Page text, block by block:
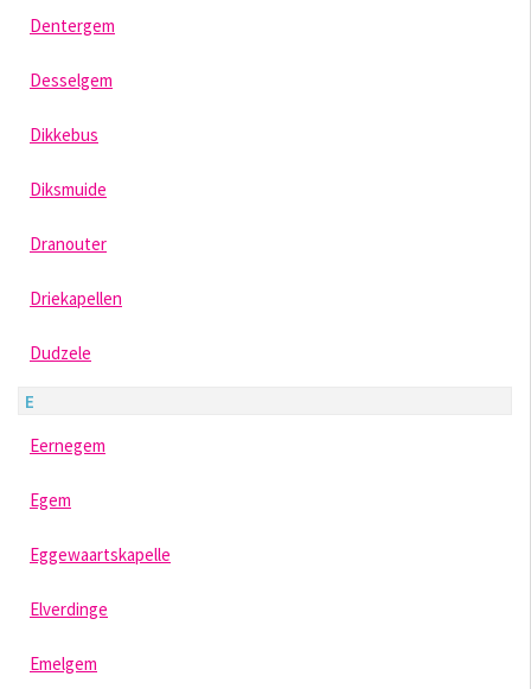
Dentergem
Desselgem
Dikkebus
Diksmuide
Dranouter
Driekapellen
Dudzele
E
Eernegem
Egem
Eggewaartskapelle
Elverdinge
Emelgem